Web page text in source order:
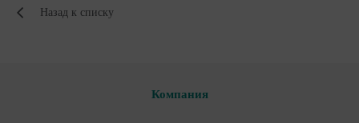
Назад к списку
Компания